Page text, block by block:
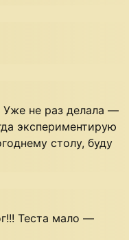
Уже не раз делала —
экспериментирую
столу, буду
Теста мало —